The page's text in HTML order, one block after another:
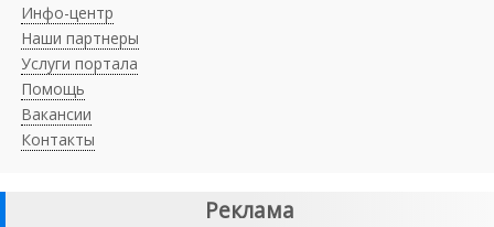
Инфо-центр
Наши партнеры
Услуги портала
Помощь
Вакансии
Контакты
Реклама